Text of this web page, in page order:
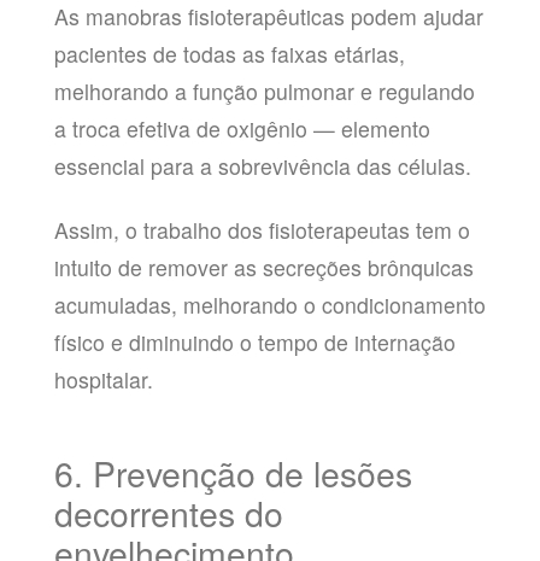
As manobras fisioterapêuticas podem ajudar
pacientes de todas as faixas etárias,
melhorando a função pulmonar e regulando
a troca efetiva de oxigênio — elemento
essencial para a sobrevivência das células.
Assim, o trabalho dos fisioterapeutas tem o
intuito de remover as secreções brônquicas
acumuladas, melhorando o condicionamento
físico e diminuindo o tempo de internação
hospitalar.
6. Prevenção de lesões
decorrentes do